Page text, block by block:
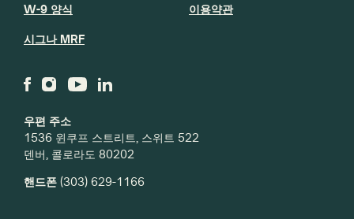
우편 주소
1536 윈쿠프 스트리트, 스위트 522
덴버, 콜로라도 80202
핸드폰 (303) 629-1166
W-9 양식
시그나 MRF
이용약관